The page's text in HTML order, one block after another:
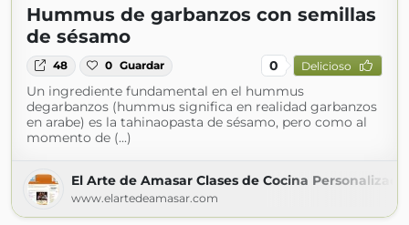
Hummus de garbanzos con semillas
de sésamo
48 0 Guardar 0 Delicioso
Un ingrediente fundamental en el hummus
degarbanzos (hummus significa en realidad garbanzos
en arabe) es la tahinaopasta de sésamo, pero como al
momento de (...)
El Arte de Amasar Clases de Cocina
www.elartedeamasar.com